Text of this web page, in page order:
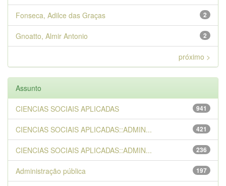
2
Fonseca, Adilce das Graças
2
Gnoatto, Almir Antonio
próximo >
Assunto
941
CIENCIAS SOCIAIS APLICADAS
421
CIENCIAS SOCIAIS APLICADAS::ADMIN...
236
CIENCIAS SOCIAIS APLICADAS::ADMIN...
197
Administração pública